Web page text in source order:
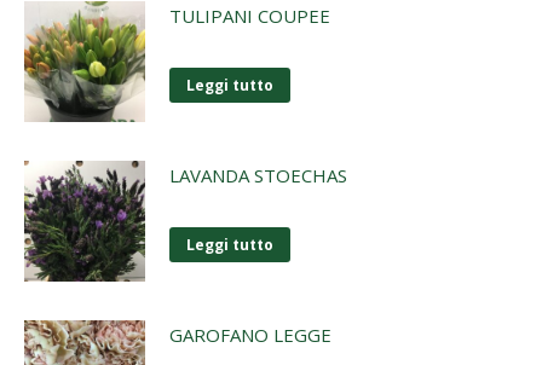
TULIPANI COUPEE
Leggi tutto
LAVANDA STOECHAS
Leggi tutto
GAROFANO LEGGE